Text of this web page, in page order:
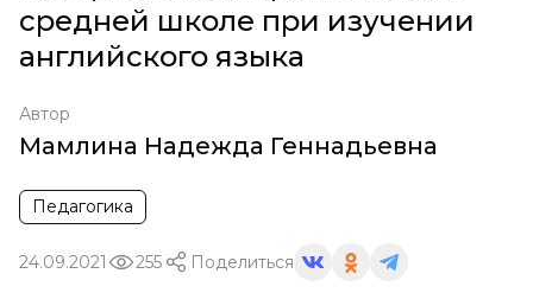
средней школе при изучении
английского языка
Автор
Мамлина Надежда Геннадьевна
Педагогика
24.09.2021 255 Поделиться